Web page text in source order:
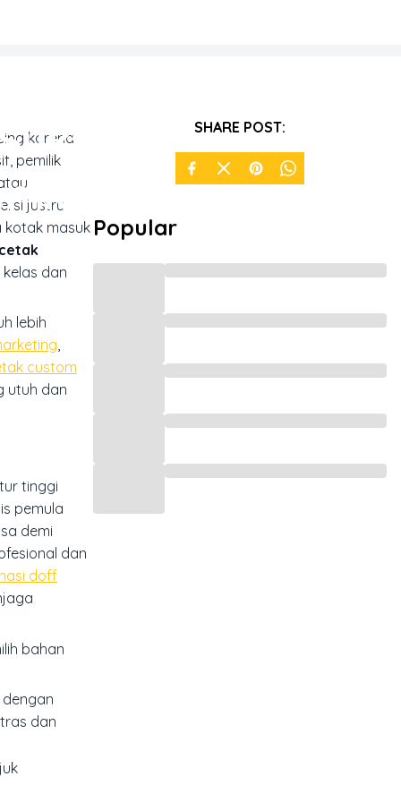
karena
pemilik
justru
kotak masuk
cetak
dan
lebih
,
custom
utuh dan
tinggi
pemula
demi
dan
doff
bahan
dan
SHARE POST:
Popular